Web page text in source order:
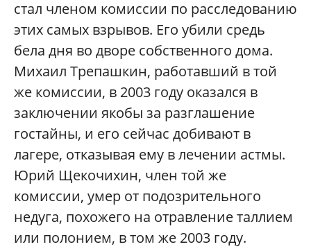
стал членом комиссии по расследованию
этих самых взрывов. Его убили средь
бела дня во дворе собственного дома.
Михаил Трепашкин, работавший в той
же комиссии, в 2003 году оказался в
заключении якобы за разглашение
гостайны, и его сейчас добивают в
лагере, отказывая ему в лечении астмы.
Юрий Щекочихин, член той же
комиссии, умер от подозрительного
недуга, похожего на отравление таллием
или полонием, в том же 2003 году.